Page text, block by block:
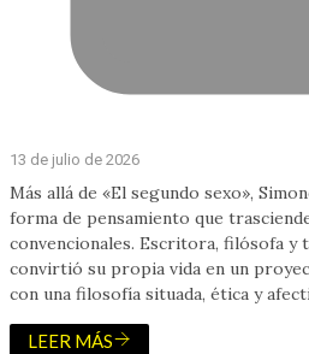
13 de julio de 2026
Más allá de «El segundo sexo»,
forma de pensamiento que
convencionales. Escritora, filósofa y
convirtió su propia vida en un
con una filosofía situada, ética y
LEER MÁS